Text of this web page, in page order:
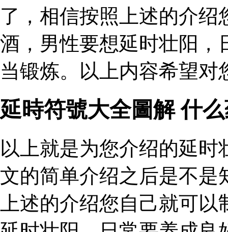
了，相信按照上述的介
酒，男性要想延时壮阳，
当锻炼。以上内容希望对
延時符號大全圖解 什
以上就是为您介绍的延
文的简单介绍之后是不是
上述的介绍您自己就可